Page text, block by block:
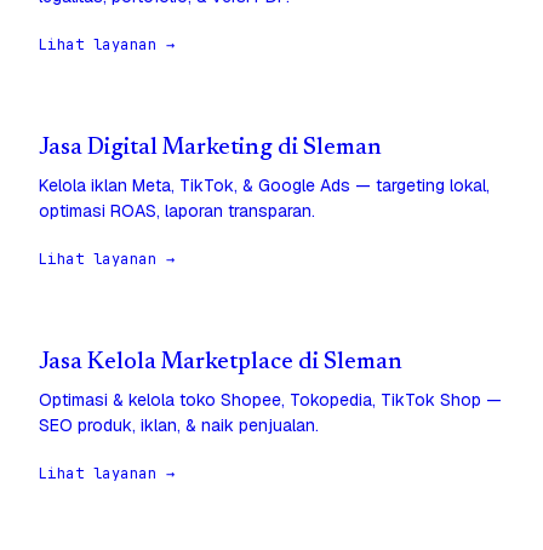
Lihat layanan →
Jasa Digital Marketing di Sleman
Kelola iklan Meta, TikTok, & Google Ads — targeting lokal,
optimasi ROAS, laporan transparan.
Lihat layanan →
Jasa Kelola Marketplace di Sleman
Optimasi & kelola toko Shopee, Tokopedia, TikTok Shop —
SEO produk, iklan, & naik penjualan.
Lihat layanan →